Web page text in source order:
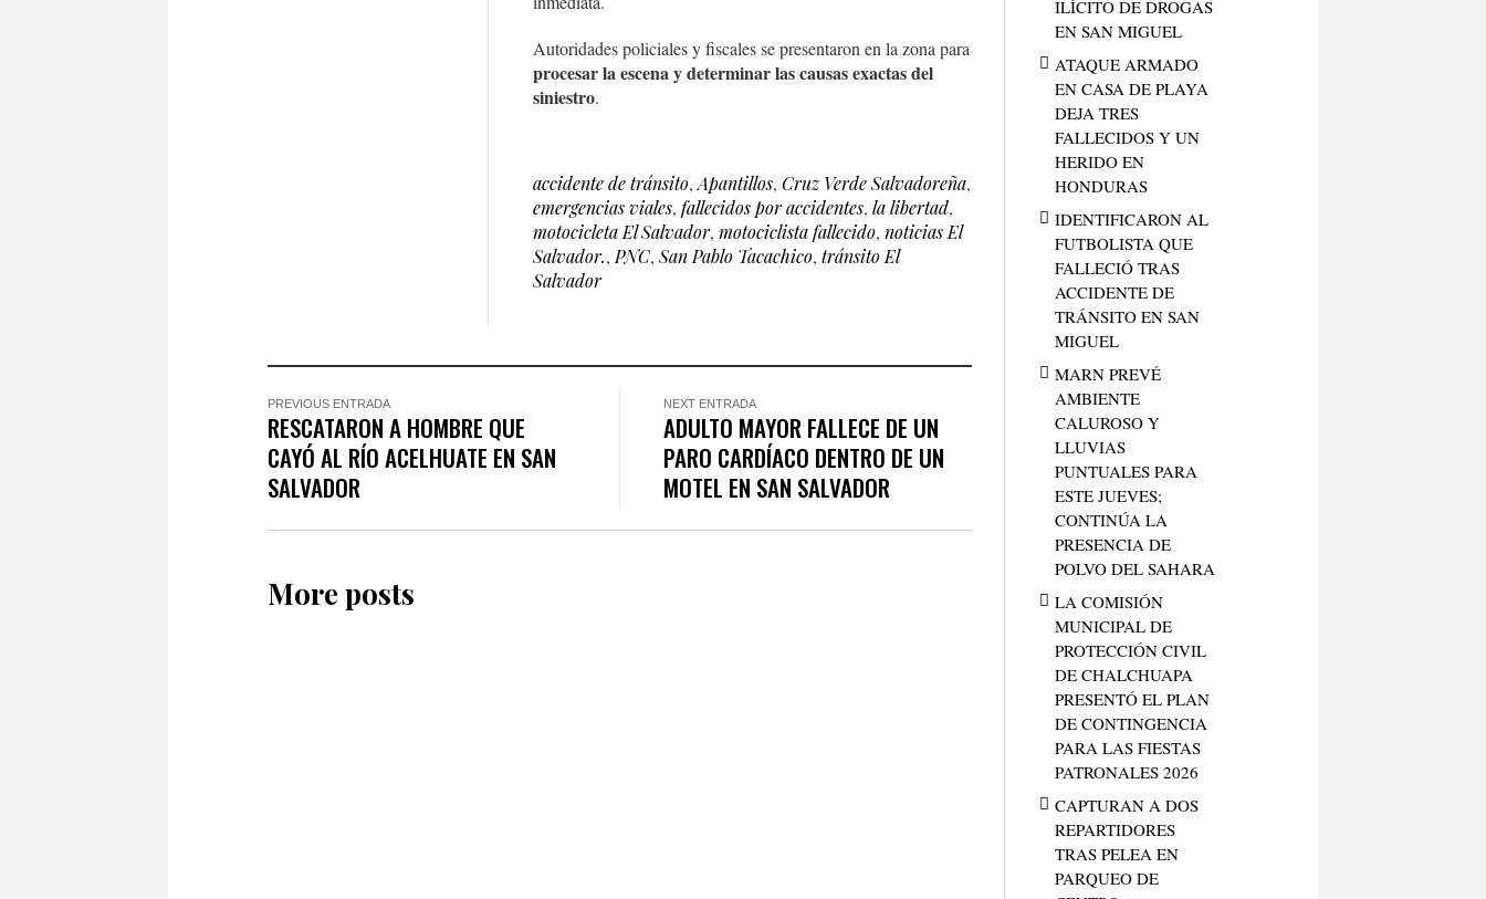
Autoridades policiales y fiscales se presentaron en la zona para
procesar la escena y determinar las causas exactas del
siniestro.
accidente de tránsito,Apantillos, Cruz Verde Salvadoreña,
emergencias viales, fallecidos por accidentes, la libertad,
motocicleta El Salvador, motociclista fallecido, noticias El
Salvador.,PNC,San Pablo Tacachico, tránsito El
Salvador
PREVIOUS ENTRADA
RESCATARON A HOMBRE QUE
CAYÓ AL RÍO ACELHUATE EN SAN
SALVADOR
NEXT ENTRADA
ADULTO MAYOR FALLECE DE UN
PARO CARDÍACO DENTRO DE UN
MOTEL EN SAN SALVADOR
More posts
ILÍCITO DE DROGAS
EN SAN MIGUEL
ATAQUE ARMADO
EN CASA DE PLAYA
DEJA TRES
FALLECIDOS Y UN
HERIDO EN
HONDURAS
IDENTIFICARON AL
FUTBOLISTA QUE
FALLECIÓ TRAS
ACCIDENTE DE
TRÁNSITO EN SAN
MIGUEL
MARN PREVÉ
AMBIENTE
CALUROSO Y
LLUVIAS
PUNTUALES PARA
ESTE JUEVES;
CONTINÚA LA
PRESENCIA DE
POLVO DEL SAHARA
LA COMISIÓN
MUNICIPAL DE
PROTECCIÓN CIVIL
DE CHALCHUAPA
PRESENTÓ EL PLAN
DE CONTINGENCIA
PARA LAS FIESTAS
PATRONALES 2026
CAPTURAN A DOS
REPARTIDORES
TRAS PELEA EN
PARQUEO DE